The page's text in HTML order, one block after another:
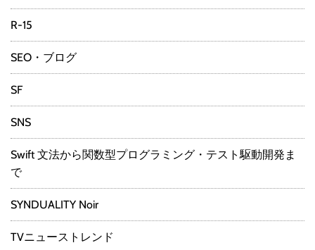
R-15
SEO・ブログ
SF
SNS
Swift 文法から関数型プログラミング・テスト駆動開発ま
で
SYNDUALITY Noir
TVニューストレンド